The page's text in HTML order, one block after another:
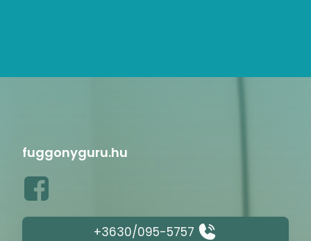
fuggonyguru.hu
+3630/095-5757